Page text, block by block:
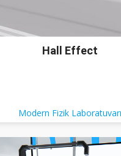
Hall Effect
Modern Fizik Laboratuvarı